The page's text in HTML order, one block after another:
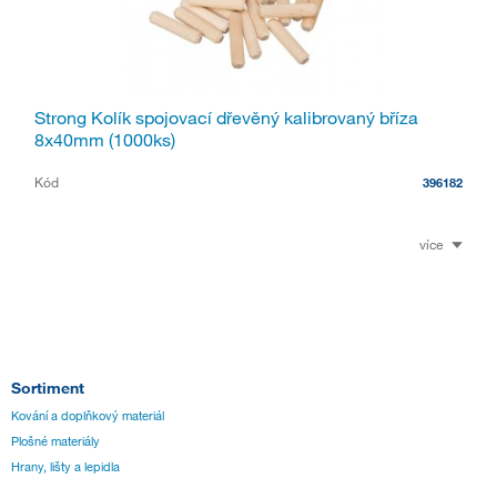
Strong Kolík spojovací dřevěný kalibrovaný bříza
8x40mm (1000ks)
Kód 396182
více
Sortiment
Kování a doplňkový materiál
Plošné materiály
Hrany, lišty a lepidla